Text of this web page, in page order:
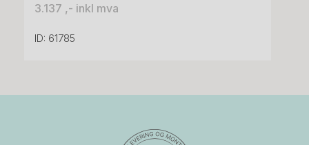
3.137 ,- inkl mva
ID: 61785